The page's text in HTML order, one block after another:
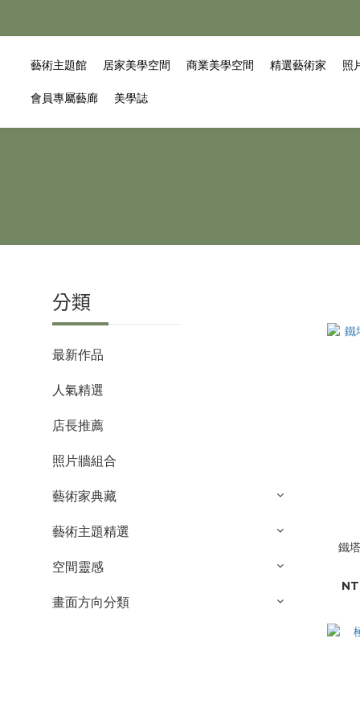
藝術主題館 居家美學空間 商業美學空間 精選藝術家 照
會員專屬藝廊 美學誌
分類
最新作品
人氣精選
店長推薦
照片牆組合
藝術家典藏
藝術主題精選
空間靈感
畫面方向分類
鐵